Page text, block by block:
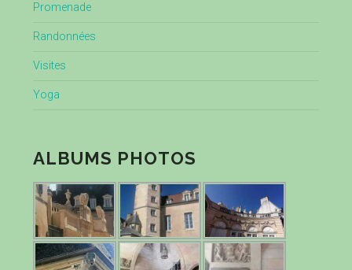
Promenade
Randonnées
Visites
Yoga
ALBUMS PHOTOS